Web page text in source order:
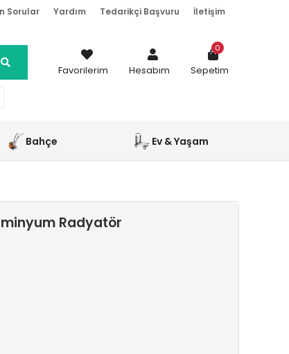
Sorular Yardım Tedarikçi Başvuru İletişim
Favorilerim Hesabım Sepetim
0
Bahçe Ev & Yaşam
Radyatör